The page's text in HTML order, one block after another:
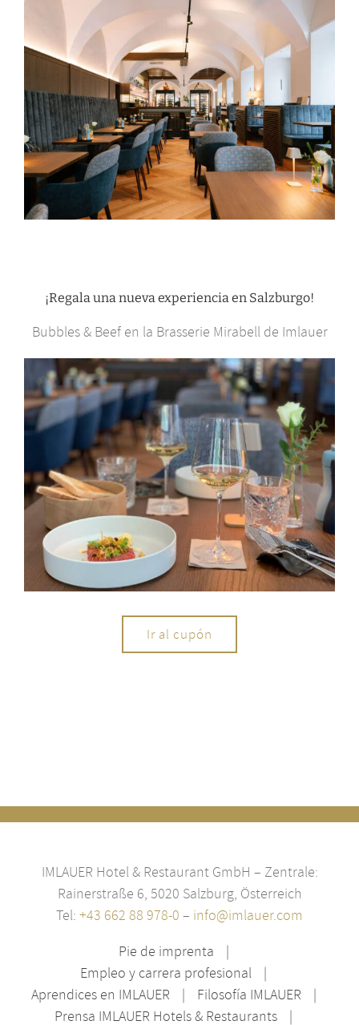
¡Regala una nueva experiencia en Salzburgo!
Bubbles & Beef en la Brasserie Mirabell de Imlauer
Ir al cupón
IMLAUER Hotel & Restaurant GmbH – Zentrale:
Rainerstraße 6, 5020 Salzburg, Österreich
Tel: +43 662 88 978-0 – info@imlauer.com
Pie de imprenta
Empleo y carrera profesional
Aprendices en IMLAUER
Filosofía IMLAUER
Prensa IMLAUER Hotels & Restaurants